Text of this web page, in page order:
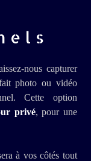
nous capturer
photo ou vidéo
Cette option
privé, pour une
à vos côtés tout